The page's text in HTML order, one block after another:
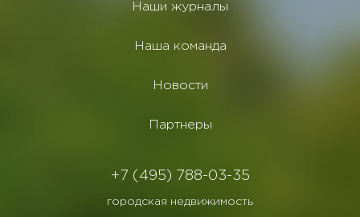
Наши журналы
Наша команда
Новости
Партнеры
+7 (495) 788-03-35
городская недвижимость